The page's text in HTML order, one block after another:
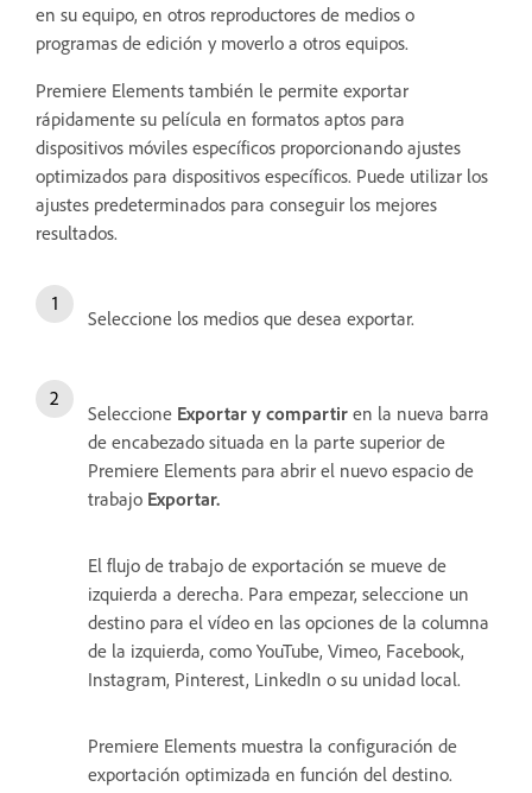
en su equipo, en otros reproductores de medios o
programas de edición y moverlo a otros equipos.
Premiere Elements también le permite exportar
rápidamente su película en formatos aptos para
dispositivos móviles específicos proporcionando ajustes
optimizados para dispositivos específicos. Puede utilizar los
ajustes predeterminados para conseguir los mejores
resultados.
Seleccione los medios que desea exportar.
Seleccione Exportar y compartir en la nueva barra
de encabezado situada en la parte superior de
Premiere Elements para abrir el nuevo espacio de
trabajo Exportar.
El flujo de trabajo de exportación se mueve de
izquierda a derecha. Para empezar, seleccione un
destino para el vídeo en las opciones de la columna
de la izquierda, como YouTube, Vimeo, Facebook,
Instagram, Pinterest, LinkedIn o su unidad local.
Premiere Elements muestra la configuración de
exportación optimizada en función del destino.